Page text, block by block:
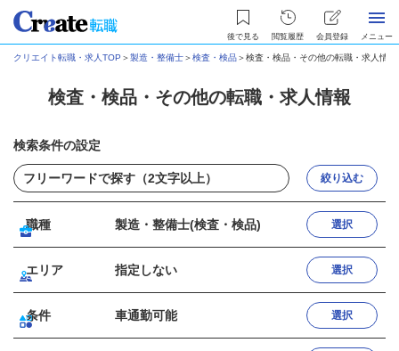
後で見る 閲覧履歴 会員登録 メニュー
クリエイト転職・求人TOP ＞製造・整備士＞検査・検品＞検査・検品・その他の転職・求人情報
検査・検品・その他の転職・求人情報
検索条件の設定
絞り込む
職種 製造・整備士(検査・検品) 選択
エリア 指定しない 選択
条件 車通勤可能 選択